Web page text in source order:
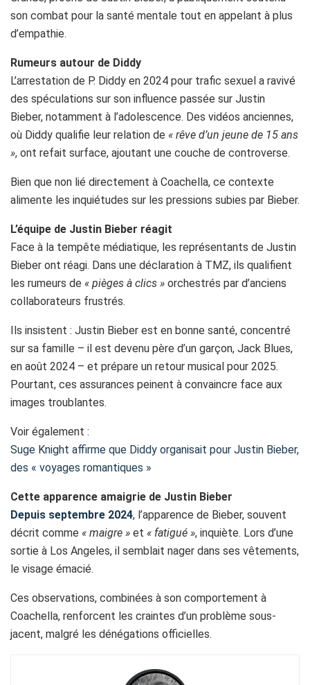
son combat pour la santé mentale tout en appelant à plus
d’empathie.
Rumeurs autour de Diddy
L’arrestation de P. Diddy en 2024 pour trafic sexuel a ravivé
des spéculations sur son influence passée sur Justin
Bieber, notamment à l’adolescence. Des vidéos anciennes,
où Diddy qualifie leur relation de « rêve d’un jeune de 15 ans
», ont refait surface, ajoutant une couche de controverse.
Bien que non lié directement à Coachella, ce contexte
alimente les inquiétudes sur les pressions subies par Bieber.
L’équipe de Justin Bieber réagit
Face à la tempête médiatique, les représentants de Justin
Bieber ont réagi. Dans une déclaration à TMZ, ils qualifient
les rumeurs de « pièges à clics » orchestrés par d’anciens
collaborateurs frustrés.
Ils insistent : Justin Bieber est en bonne santé, concentré
sur sa famille – il est devenu père d’un garçon, Jack Blues,
en août 2024 – et prépare un retour musical pour 2025.
Pourtant, ces assurances peinent à convaincre face aux
images troublantes.
Voir également :
Suge Knight affirme que Diddy organisait pour Justin Bieber,
des « voyages romantiques »
Cette apparence amaigrie de Justin Bieber
Depuis septembre 2024, l’apparence de Bieber, souvent
décrit comme « maigre » et « fatigué », inquiète. Lors d’une
sortie à Los Angeles, il semblait nager dans ses vêtements,
le visage émacié.
Ces observations, combinées à son comportement à
Coachella, renforcent les craintes d’un problème sous-
jacent, malgré les dénégations officielles.